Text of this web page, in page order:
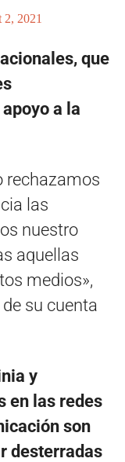
2, 2021
que
a la
rechazamos
las
nuestro
aquellas
medios»,
su cuenta
y
en las redes
son
desterradas